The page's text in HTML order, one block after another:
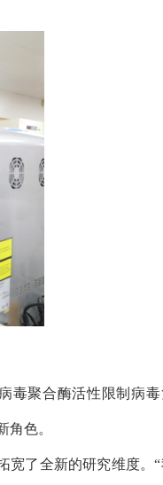
毒聚合酶活性限制病毒
色。
宽了全新的研究维度。